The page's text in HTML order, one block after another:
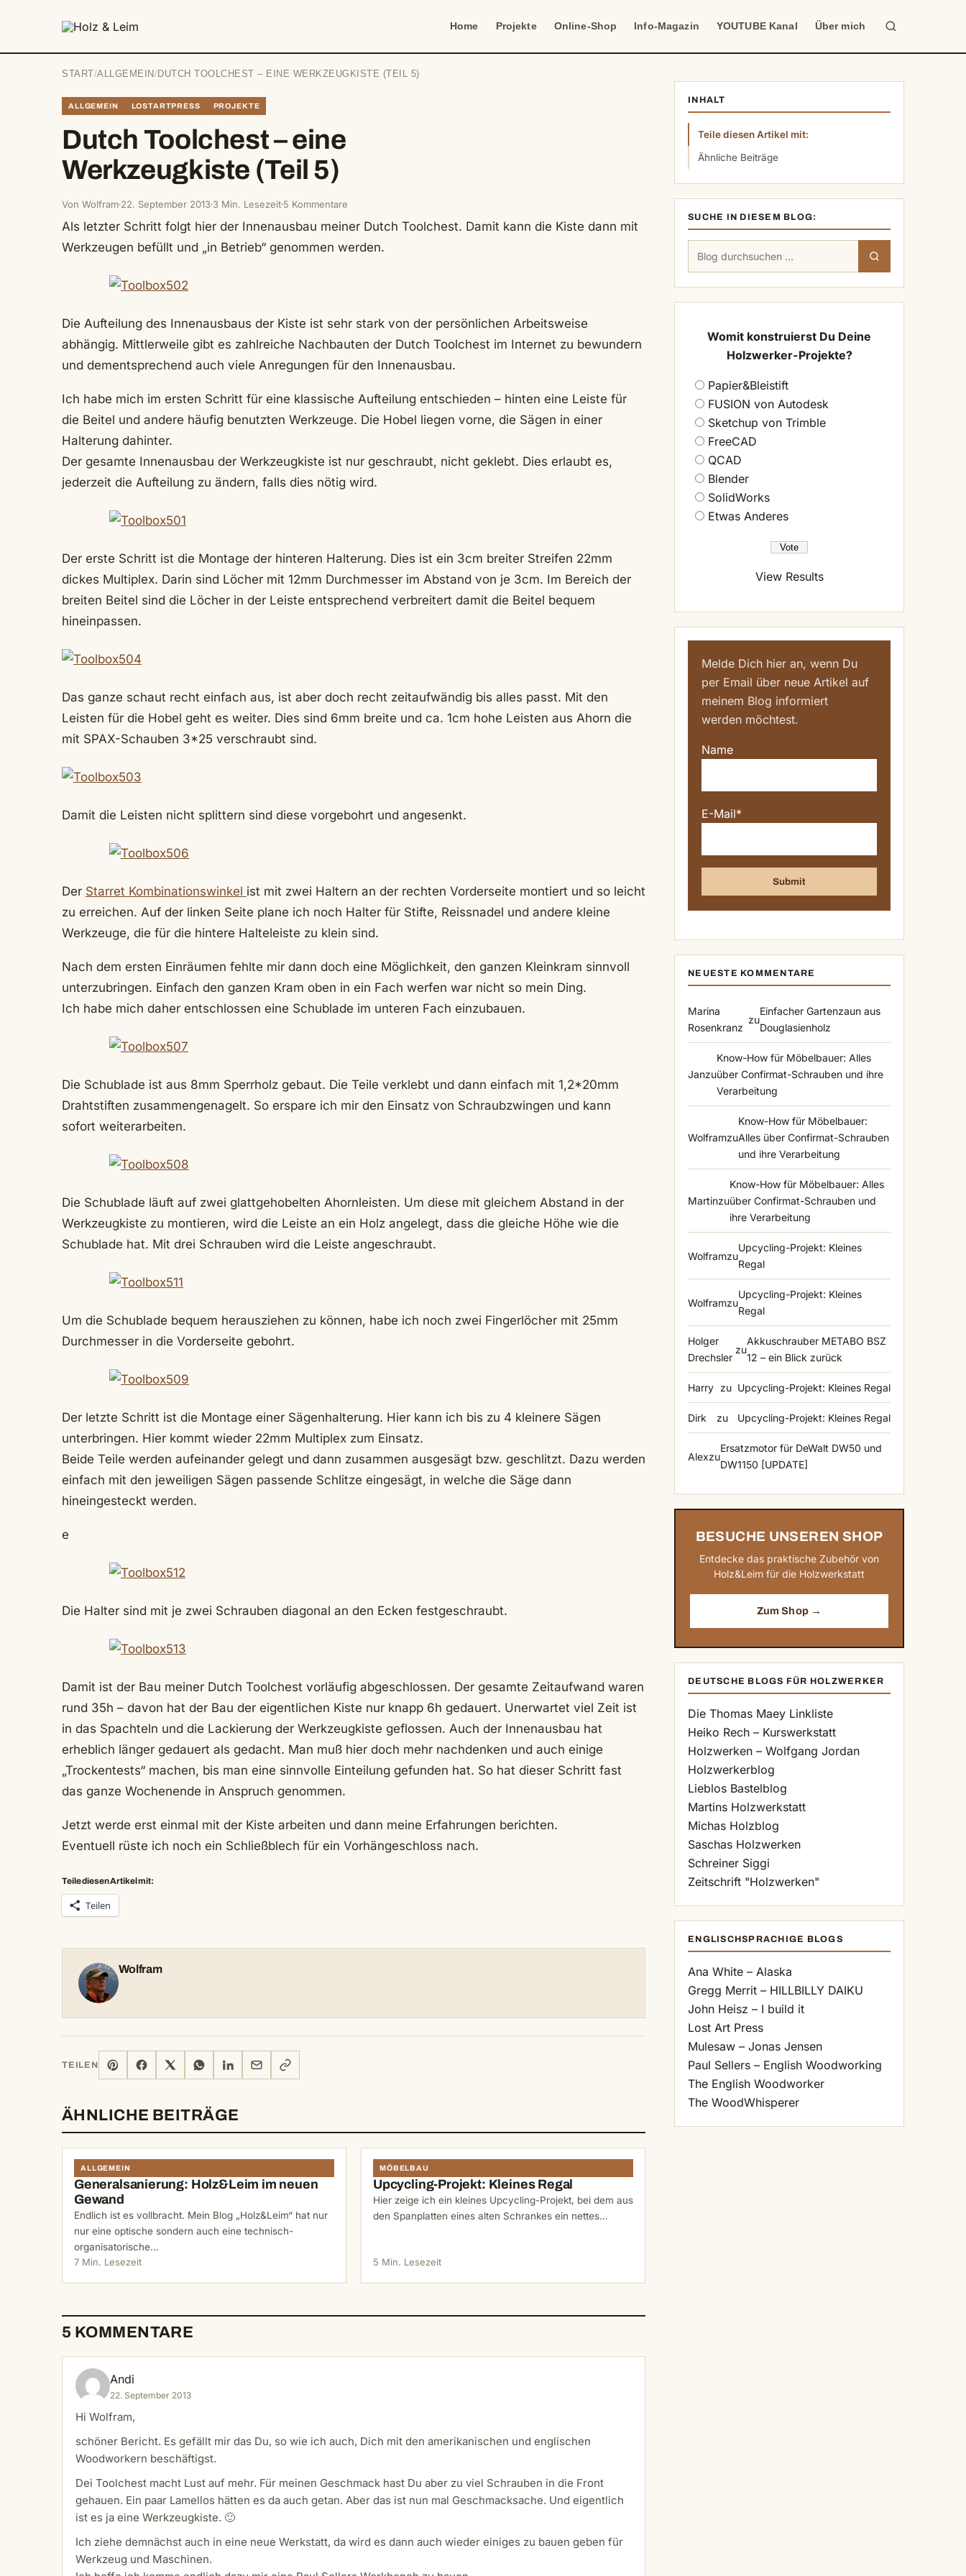
Home Projekte Online-Shop Info-Magazin YOUTUBE Kanal Über mich
Suche
START /ALLGEMEIN/ DUTCH TOOLCHEST – EINE WERKZEUGKISTE (TEIL 5)
ALLGEMEIN LOSTARTPRESS PROJEKTE
Dutch Toolchest – eine
Werkzeugkiste (Teil 5)
Von Wolfram 22. September 2013 3 Min. Lesezeit 5 Kommentare
Als letzter Schritt folgt hier der Innenausbau meiner Dutch Toolchest. Damit kann die Kiste dann mit
Werkzeugen befüllt und „in Betrieb“ genommen werden.
Die Aufteilung des Innenausbaus der Kiste ist sehr stark von der persönlichen Arbeitsweise
abhängig. Mittlerweile gibt es zahlreiche Nachbauten der Dutch Toolchest im Internet zu bewundern
und dementsprechend auch viele Anregungen für den Innenausbau.
Ich habe mich im ersten Schritt für eine klassische Aufteilung entschieden – hinten eine Leiste für
die Beitel und andere häufig benutzten Werkzeuge. Die Hobel liegen vorne, die Sägen in einer
Halterung dahinter.
Der gesamte Innenausbau der Werkzeugkiste ist nur geschraubt, nicht geklebt. Dies erlaubt es,
jederzeit die Aufteilung zu ändern, falls dies nötig wird.
Der erste Schritt ist die Montage der hinteren Halterung. Dies ist ein 3cm breiter Streifen 22mm
dickes Multiplex. Darin sind Löcher mit 12mm Durchmesser im Abstand von je 3cm. Im Bereich der
breiten Beitel sind die Löcher in der Leiste entsprechend verbreitert damit die Beitel bequem
hineinpassen.
Das ganze schaut recht einfach aus, ist aber doch recht zeitaufwändig bis alles passt. Mit den
Leisten für die Hobel geht es weiter. Dies sind 6mm breite und ca. 1cm hohe Leisten aus Ahorn die
mit SPAX-Schauben 3*25 verschraubt sind.
Damit die Leisten nicht splittern sind diese vorgebohrt und angesenkt.
Der Starret Kombinationswinkel ist mit zwei Haltern an der rechten Vorderseite montiert und so leicht
zu erreichen. Auf der linken Seite plane ich noch Halter für Stifte, Reissnadel und andere kleine
Werkzeuge, die für die hintere Halteleiste zu klein sind.
Nach dem ersten Einräumen fehlte mir dann doch eine Möglichkeit, den ganzen Kleinkram sinnvoll
unterzubringen. Einfach den ganzen Kram oben in ein Fach werfen war nicht so mein Ding.
Ich habe mich daher entschlossen eine Schublade im unteren Fach einzubauen.
Die Schublade ist aus 8mm Sperrholz gebaut. Die Teile verklebt und dann einfach mit 1,2*20mm
Drahtstiften zusammengenagelt. So erspare ich mir den Einsatz von Schraubzwingen und kann
sofort weiterarbeiten.
Die Schublade läuft auf zwei glattgehobelten Ahornleisten. Um diese mit gleichem Abstand in der
Werkzeugkiste zu montieren, wird die Leiste an ein Holz angelegt, dass die gleiche Höhe wie die
Schublade hat. Mit drei Schrauben wird die Leiste angeschraubt.
Um die Schublade bequem herausziehen zu können, habe ich noch zwei Fingerlöcher mit 25mm
Durchmesser in die Vorderseite gebohrt.
Der letzte Schritt ist die Montage einer Sägenhalterung. Hier kann ich bis zu 4 kleinere Sägen
unterbringen. Hier kommt wieder 22mm Multiplex zum Einsatz.
Beide Teile werden aufeinander gelegt und dann zusammen ausgesägt bzw. geschlitzt. Dazu werden
einfach mit den jeweiligen Sägen passende Schlitze eingesägt, in welche die Säge dann
hineingesteckt werden.
e
Die Halter sind mit je zwei Schrauben diagonal an den Ecken festgeschraubt.
Damit ist der Bau meiner Dutch Toolchest vorläufig abgeschlossen. Der gesamte Zeitaufwand waren
rund 35h – davon hat der Bau der eigentlichen Kiste nur knapp 6h gedauert. Unerwartet viel Zeit ist
in das Spachteln und die Lackierung der Werkzeugkiste geflossen. Auch der Innenausbau hat
erheblich länger gedauert als gedacht. Man muß hier doch mehr nachdenken und auch einige
„Trockentests“ machen, bis man eine sinnvolle Einteilung gefunden hat. So hat dieser Schritt fast
das ganze Wochenende in Anspruch genommen.
Jetzt werde erst einmal mit der Kiste arbeiten und dann meine Erfahrungen berichten.
Eventuell rüste ich noch ein Schließblech für ein Vorhängeschloss nach.
Teile diesen Artikel mit:
Teilen
Wolfram
TEILEN
PINTERESTFACEBOOK WHATSAPPLINKEDIN
MAIL
LINK
KOPIEREN
ÄHNLICHE BEITRÄGE
ALLGEMEIN
Generalsanierung: Holz&Leim im neuen
Gewand
Endlich ist es vollbracht. Mein Blog „Holz&Leim“ hat nur
nur eine optische sondern auch eine technisch-
organisatorische…
7 Min. Lesezeit
MÖBELBAU
Upcycling-Projekt: Kleines Regal
Hier zeige ich ein kleines Upcycling-Projekt, bei dem aus
den Spanplatten eines alten Schrankes ein nettes…
5 Min. Lesezeit
5 KOMMENTARE
Andi
22. September 2013
Hi Wolfram,
schöner Bericht. Es gefällt mir das Du, so wie ich auch, Dich mit den amerikanischen und englischen
Woodworkern beschäftigst.
Dei Toolchest macht Lust auf mehr. Für meinen Geschmack hast Du aber zu viel Schrauben in die Front
gehauen. Ein paar Lamellos hätten es da auch getan. Aber das ist nun mal Geschmacksache. Und eigentlich
ist es ja eine Werkzeugkiste. 🙂
Ich ziehe demnächst auch in eine neue Werkstatt, da wird es dann auch wieder einiges zu bauen geben für
Werkzeug und Maschinen.
INHALT
Teile diesen Artikel mit:
Ähnliche Beiträge
SUCHE IN DIESEM BLOG:
Suchen
Womit konstruierst Du Deine
Holzwerker-Projekte?
Papier&Bleistift
FUSION von Autodesk
Sketchup von Trimble
FreeCAD
QCAD
Blender
SolidWorks
Etwas Anderes
View Results
Melde Dich hier an, wenn Du
per Email über neue Artikel auf
meinem Blog informiert
werden möchtest.
Name
E-Mail*
NEUESTE KOMMENTARE
Marina
Rosenkranz
zu
Einfacher Gartenzaun aus
Douglasienholz
Janzu
Know-How für Möbelbauer: Alles
über Confirmat-Schrauben und ihre
Verarbeitung
Wolframzu
Know-How für Möbelbauer:
Alles über Confirmat-Schrauben
und ihre Verarbeitung
Martinzu
Know-How für Möbelbauer: Alles
über Confirmat-Schrauben und
ihre Verarbeitung
Wolframzu
Upcycling-Projekt: Kleines
Regal
Wolframzu
Upcycling-Projekt: Kleines
Regal
Holger
Drechsler
zu
Akkuschrauber METABO BSZ
12 – ein Blick zurück
Harry zu Upcycling-Projekt: Kleines Regal
Dirk zu Upcycling-Projekt: Kleines Regal
Alexzu
Ersatzmotor für DeWalt DW50 und
DW1150 [UPDATE]
BESUCHE UNSEREN SHOP
Entdecke das praktische Zubehör von
Holz&Leim für die Holzwerkstatt
Zum Shop →
DEUTSCHE BLOGS FÜR HOLZWERKER
Die Thomas Maey Linkliste
Heiko Rech – Kurswerkstatt
Holzwerken – Wolfgang Jordan
Holzwerkerblog
Lieblos Bastelblog
Martins Holzwerkstatt
Michas Holzblog
Saschas Holzwerken
Schreiner Siggi
Zeitschrift "Holzwerken"
ENGLISCHSPRACHIGE BLOGS
Ana White – Alaska
Gregg Merrit – HILLBILLY DAIKU
John Heisz – I build it
Lost Art Press
Mulesaw – Jonas Jensen
Paul Sellers – English Woodworking
The English Woodworker
The WoodWhisperer